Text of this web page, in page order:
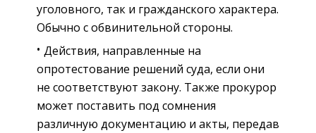
уголовного, так и гражданского характера.
Обычно с обвинительной стороны.
Действия, направленные на
опротестование решений суда, если они
не соответствуют закону. Также прокурор
может поставить под сомнения
различную документацию и акты, передав